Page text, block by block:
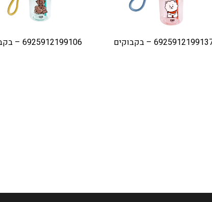
– בקבוקים 6925912199106 – בקבוקים